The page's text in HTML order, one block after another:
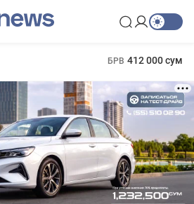
БРВ 412 000 сум